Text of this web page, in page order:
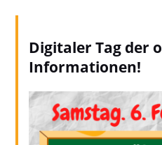
Digitaler Tag der
Informationen!